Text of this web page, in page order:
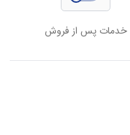
خدمات پس از فروش